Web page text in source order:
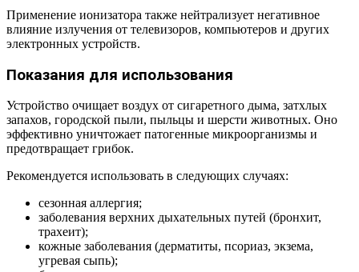
Применение ионизатора также нейтрализует негативное
влияние излучения от телевизоров, компьютеров и других
электронных устройств.
Показания для использования
Устройство очищает воздух от сигаретного дыма, затхлых
запахов, городской пыли, пыльцы и шерсти животных. Оно
эффективно уничтожает патогенные микроорганизмы и
предотвращает грибок.
Рекомендуется использовать в следующих случаях:
сезонная аллергия;
заболевания верхних дыхательных путей (бронхит,
трахеит);
кожные заболевания (дерматиты, псориаз, экзема,
угревая сыпь);